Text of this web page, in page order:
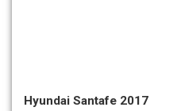
Hyundai Santafe 2017